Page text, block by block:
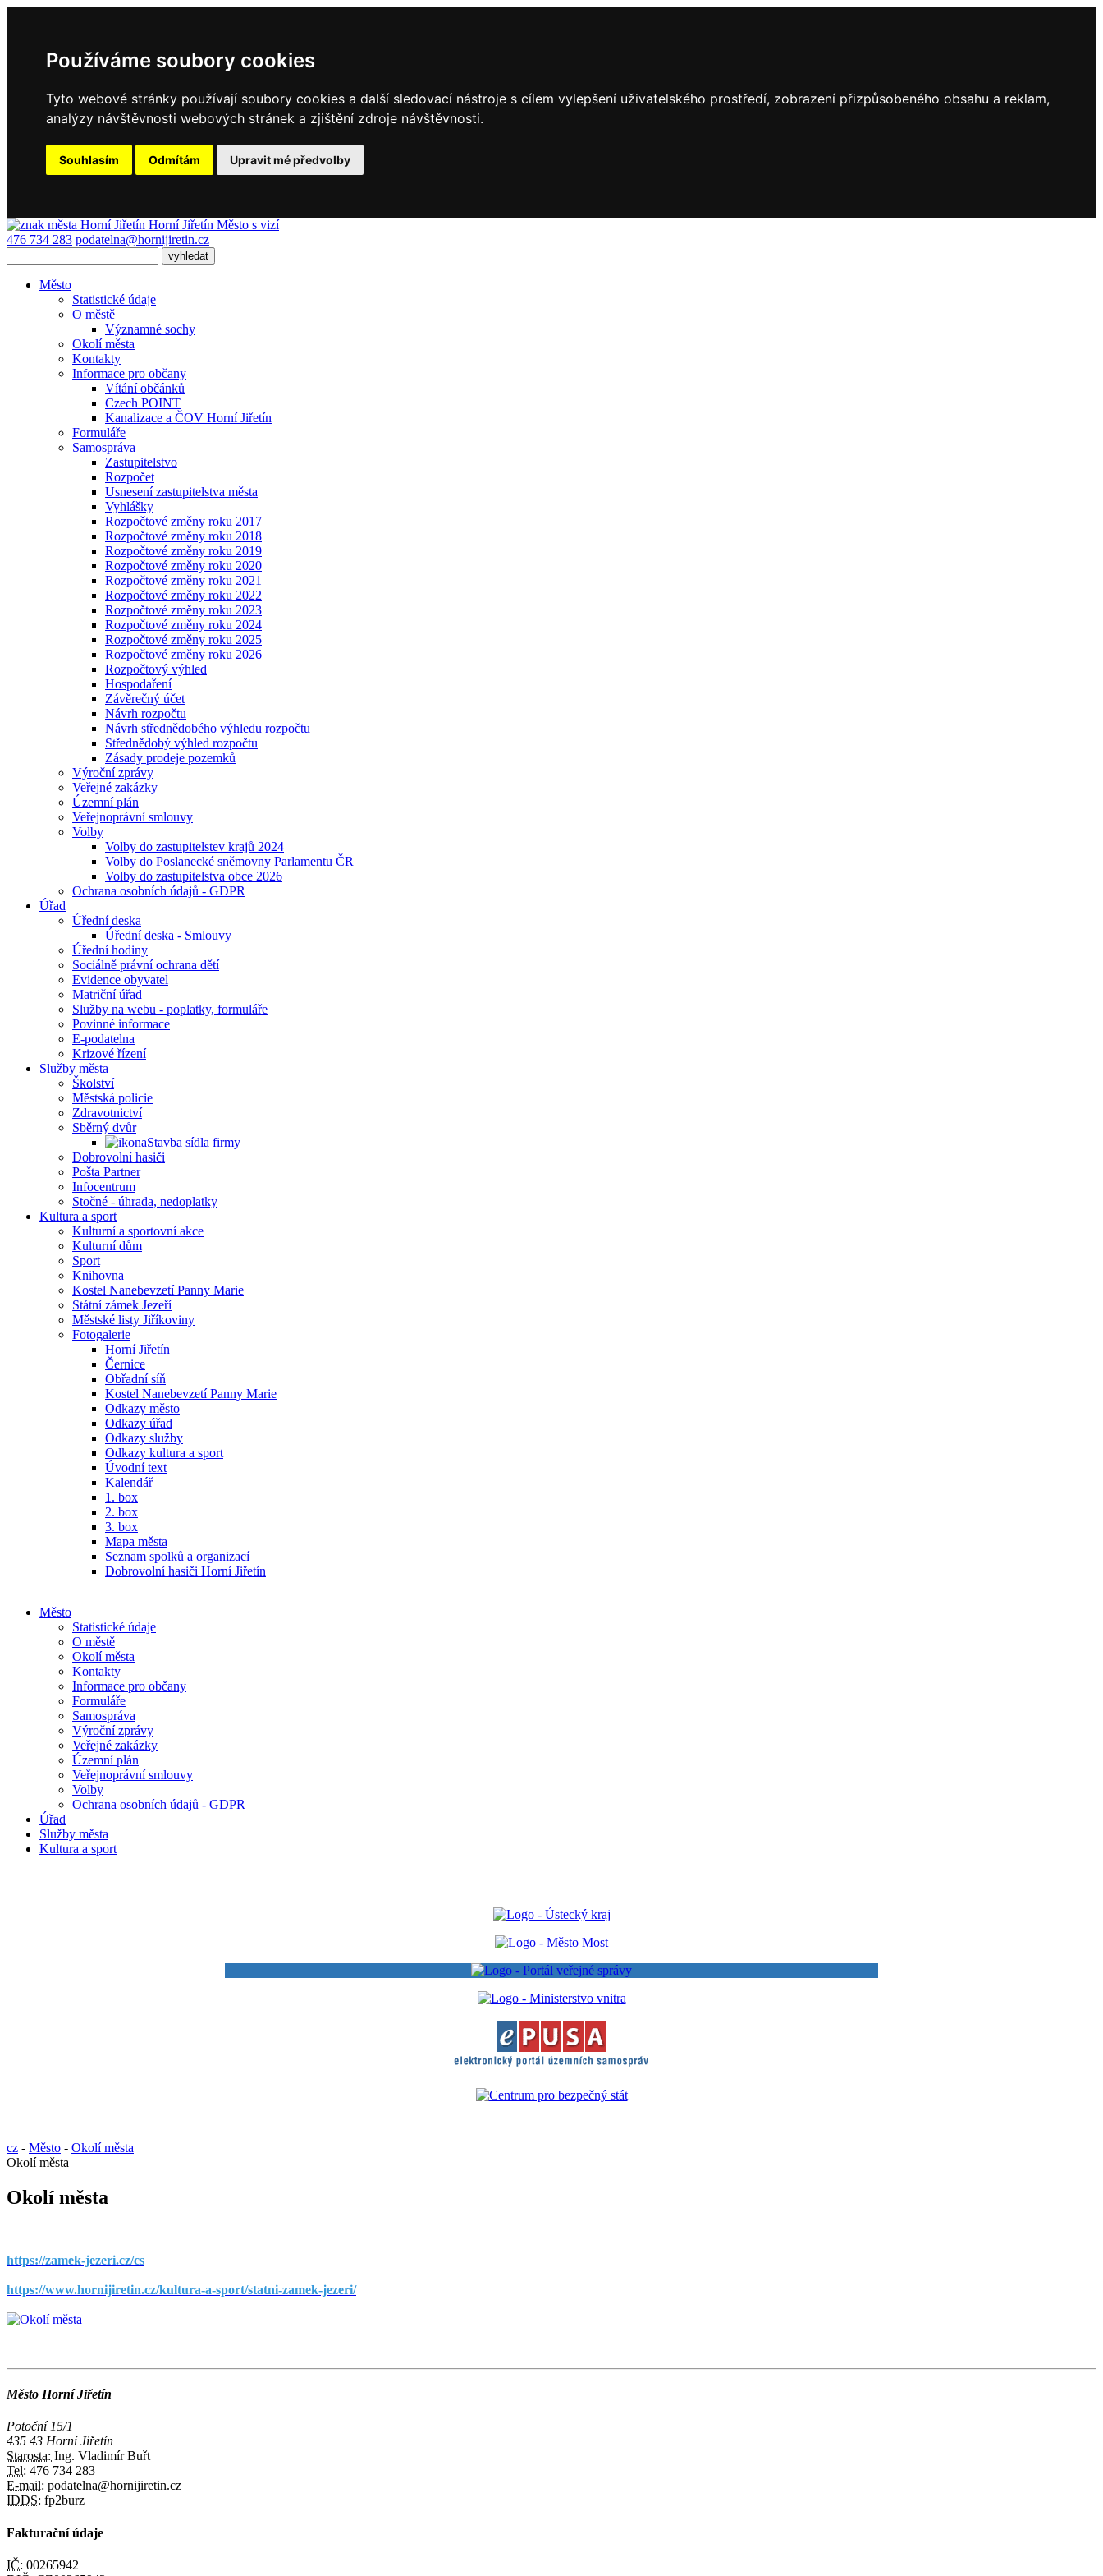
Používáme soubory cookies
Tyto webové stránky používají soubory cookies a další sledovací nástroje s cílem vylepšení uživatelského prostředí, zobrazení přizpůsobeného obsahu a reklam,
analýzy návštěvnosti webových stránek a zjištění zdroje návštěvnosti.
Souhlasím Odmítám Upravit mé předvolby
Horní Jiřetín Město s vizí
476 734 283 podatelna@hornijiretin.cz
Město
Statistické údaje
O městě
Významné sochy
Okolí města
Kontakty
Informace pro občany
Vítání občánků
Czech POINT
Kanalizace a ČOV Horní Jiřetín
Formuláře
Samospráva
Zastupitelstvo
Rozpočet
Usnesení zastupitelstva města
Vyhlášky
Rozpočtové změny roku 2017
Rozpočtové změny roku 2018
Rozpočtové změny roku 2019
Rozpočtové změny roku 2020
Rozpočtové změny roku 2021
Rozpočtové změny roku 2022
Rozpočtové změny roku 2023
Rozpočtové změny roku 2024
Rozpočtové změny roku 2025
Rozpočtové změny roku 2026
Rozpočtový výhled
Hospodaření
Závěrečný účet
Návrh rozpočtu
Návrh střednědobého výhledu rozpočtu
Střednědobý výhled rozpočtu
Zásady prodeje pozemků
Výroční zprávy
Veřejné zakázky
Územní plán
Veřejnoprávní smlouvy
Volby
Volby do zastupitelstev krajů 2024
Volby do Poslanecké sněmovny Parlamentu ČR
Volby do zastupitelstva obce 2026
Ochrana osobních údajů - GDPR
Úřad
Úřední deska
Úřední deska - Smlouvy
Úřední hodiny
Sociálně právní ochrana dětí
Evidence obyvatel
Matriční úřad
Služby na webu - poplatky, formuláře
Povinné informace
E-podatelna
Krizové řízení
Služby města
Školství
Městská policie
Zdravotnictví
Sběrný dvůr
Stavba sídla firmy
Dobrovolní hasiči
Pošta Partner
Infocentrum
Stočné - úhrada, nedoplatky
Kultura a sport
Kulturní a sportovní akce
Kulturní dům
Sport
Knihovna
Kostel Nanebevzetí Panny Marie
Státní zámek Jezeří
Městské listy Jiříkoviny
Fotogalerie
Horní Jiřetín
Černice
Obřadní síň
Kostel Nanebevzetí Panny Marie
Odkazy město
Odkazy úřad
Odkazy služby
Odkazy kultura a sport
Úvodní text
Kalendář
1. box
2. box
3. box
Mapa města
Seznam spolků a organizací
Dobrovolní hasiči Horní Jiřetín
Město
Statistické údaje
O městě
Okolí města
Kontakty
Informace pro občany
Formuláře
Samospráva
Výroční zprávy
Veřejné zakázky
Územní plán
Veřejnoprávní smlouvy
Volby
Ochrana osobních údajů - GDPR
Úřad
Služby města
Kultura a sport
cz - Město - Okolí města
Okolí města
Okolí města
https://zamek-jezeri.cz/cs
https://www.hornijiretin.cz/kultura-a-sport/statni-zamek-jezeri/
Město Horní Jiřetín
Potoční 15/1
435 43 Horní Jiřetín
Starosta: Ing. Vladimír Buřt
Tel: 476 734 283
E-mail: podatelna@hornijiretin.cz
IDDS: fp2burz
Fakturační údaje
IČ: 00265942